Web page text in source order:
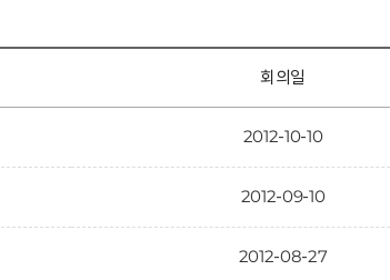
회의일
2012-10-10
2012-09-10
2012-08-27